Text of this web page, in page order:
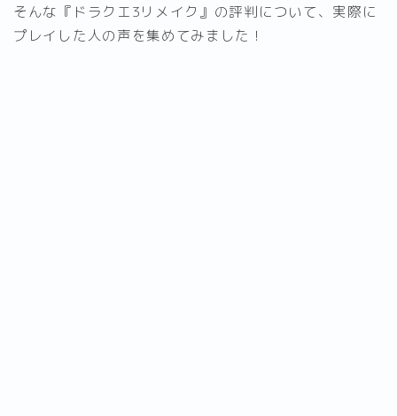
そんな『ドラクエ3リメイク』の評判について、実際に
プレイした人の声を集めてみました！